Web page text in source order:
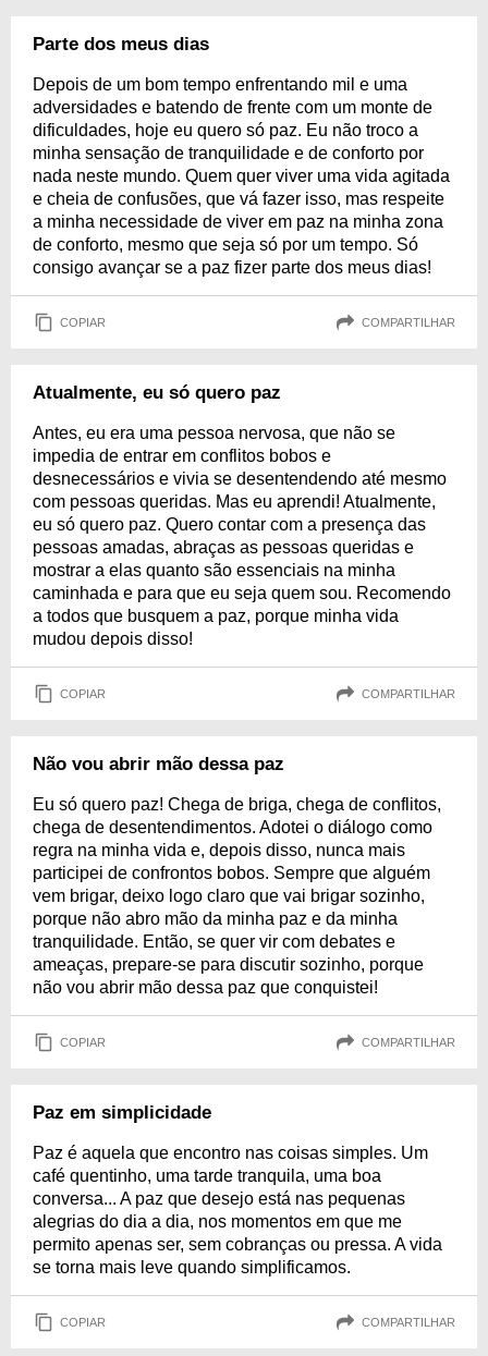
Parte dos meus dias
Depois de um bom tempo enfrentando mil e uma
adversidades e batendo de frente com um monte de
dificuldades, hoje eu quero só paz. Eu não troco a
minha sensação de tranquilidade e de conforto por
nada neste mundo. Quem quer viver uma vida agitada
e cheia de confusões, que vá fazer isso, mas respeite
a minha necessidade de viver em paz na minha zona
de conforto, mesmo que seja só por um tempo. Só
consigo avançar se a paz fizer parte dos meus dias!
COPIAR COMPARTILHAR
Atualmente, eu só quero paz
Antes, eu era uma pessoa nervosa, que não se
impedia de entrar em conflitos bobos e
desnecessários e vivia se desentendendo até mesmo
com pessoas queridas. Mas eu aprendi! Atualmente,
eu só quero paz. Quero contar com a presença das
pessoas amadas, abraças as pessoas queridas e
mostrar a elas quanto são essenciais na minha
caminhada e para que eu seja quem sou. Recomendo
a todos que busquem a paz, porque minha vida
mudou depois disso!
COPIAR COMPARTILHAR
Não vou abrir mão dessa paz
Eu só quero paz! Chega de briga, chega de conflitos,
chega de desentendimentos. Adotei o diálogo como
regra na minha vida e, depois disso, nunca mais
participei de confrontos bobos. Sempre que alguém
vem brigar, deixo logo claro que vai brigar sozinho,
porque não abro mão da minha paz e da minha
tranquilidade. Então, se quer vir com debates e
ameaças, prepare-se para discutir sozinho, porque
não vou abrir mão dessa paz que conquistei!
COPIAR COMPARTILHAR
Paz em simplicidade
Paz é aquela que encontro nas coisas simples. Um
café quentinho, uma tarde tranquila, uma boa
conversa... A paz que desejo está nas pequenas
alegrias do dia a dia, nos momentos em que me
permito apenas ser, sem cobranças ou pressa. A vida
se torna mais leve quando simplificamos.
COPIAR COMPARTILHAR